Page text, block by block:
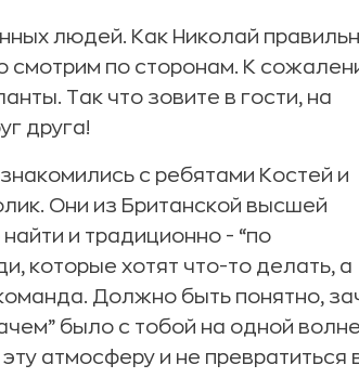
людей. Как Николай
смотрим по сторонам. К
Так что зовите в гости, на
друга!
с ребятами Костей и
Они из Британской высшей
и традиционно - “по
которые хотят что-то делать, а
Должно быть понятно,
было с тобой на одной
атмосферу и не превратиться